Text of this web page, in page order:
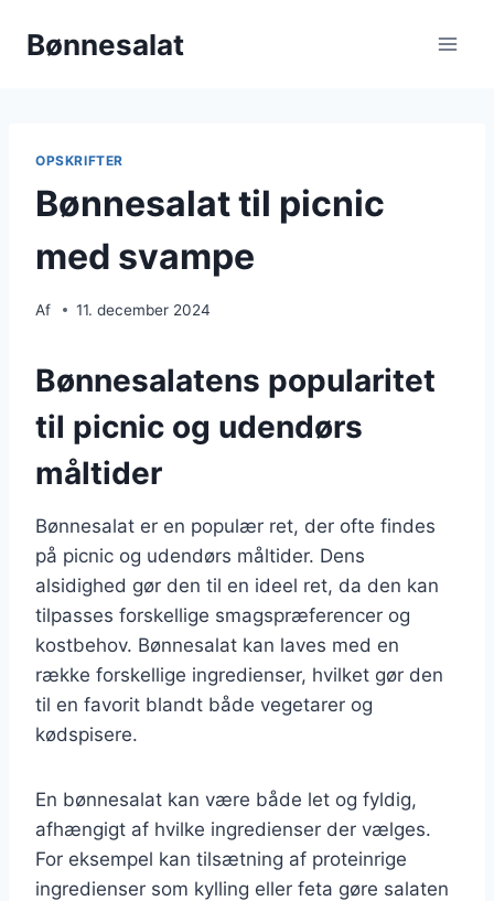
Bønnesalat
OPSKRIFTER
Bønnesalat til picnic
med svampe
Af 11. december 2024
Bønnesalatens popularitet
til picnic og udendørs
måltider
Bønnesalat er en populær ret, der ofte findes
på picnic og udendørs måltider. Dens
alsidighed gør den til en ideel ret, da den kan
tilpasses forskellige smagspræferencer og
kostbehov. Bønnesalat kan laves med en
række forskellige ingredienser, hvilket gør den
til en favorit blandt både vegetarer og
kødspisere.
En bønnesalat kan være både let og fyldig,
afhængigt af hvilke ingredienser der vælges.
For eksempel kan tilsætning af proteinrige
ingredienser som kylling eller feta gøre salaten